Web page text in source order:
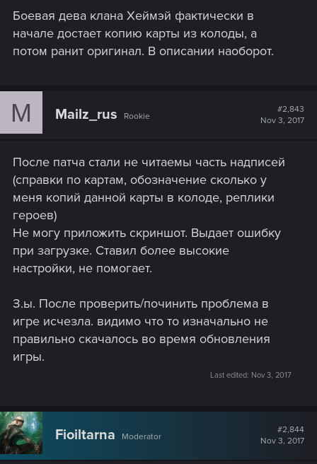
Боевая дева клана Хеймэй фактически в
начале достает копию карты из колоды, а
потом ранит оригинал. В описании наоборот.
M Mailz_rus Rookie
#2,843
Nov 3, 2017
После патча стали не читаемы часть надписей
(справки по картам, обозначение сколько у
меня копий данной карты в колоде, реплики
героев)
Не могу приложить скриншот. Выдает ошибку
при загрузке. Ставил более высокие
настройки, не помогает.
З.ы. После проверить/починить проблема в
игре исчезла. видимо что то изначально не
правильно скачалось во время обновления
игры.
Last edited: Nov 3, 2017
Fioiltarna Moderator
#2,844
Nov 3, 2017